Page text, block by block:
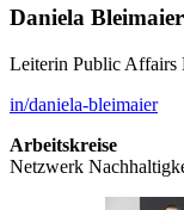
Daniela
Leiterin Public Affairs
in/daniela-bleimaier
Arbeitskreise
Netzwerk